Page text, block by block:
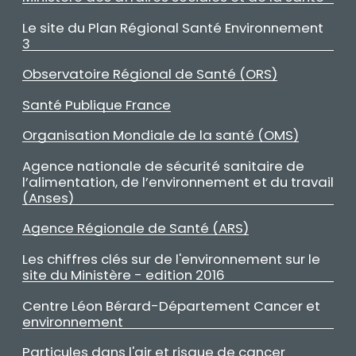
Le site du Plan Régional Santé Environnement
3
Observatoire Régional de Santé (ORS)
Santé Publique France
Organisation Mondiale de la santé (OMS)
Agence nationale de sécurité sanitaire de
l’alimentation, de l’environnement et du travail
(Anses)
Agence Régionale de Santé (ARS)
Les chiffres clés sur de l'environnement sur le
site du Ministère - edition 2016
Centre Léon Bérard-Département Cancer et
environnement
Particules dans l'air et risque de cancer